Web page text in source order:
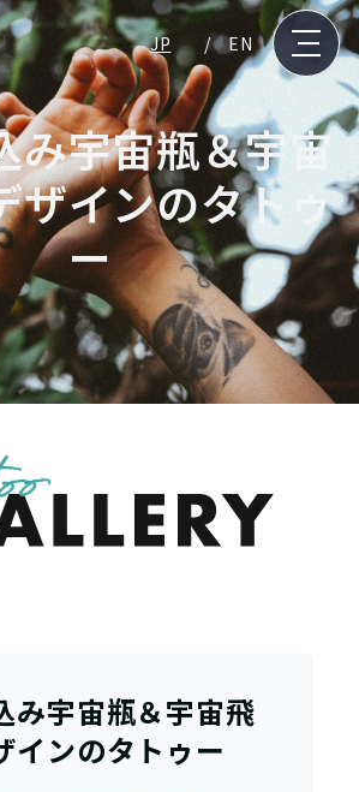
JP EN
み宇宙瓶＆宇宙
ザインのタトゥ
ー
み宇宙瓶＆宇宙飛
インのタトゥー